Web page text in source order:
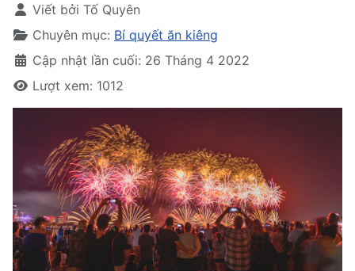
Viết bởi Tố Quyên
Chuyên mục: Bí quyết ăn kiêng
Cập nhật lần cuối: 26 Tháng 4 2022
Lượt xem: 1012